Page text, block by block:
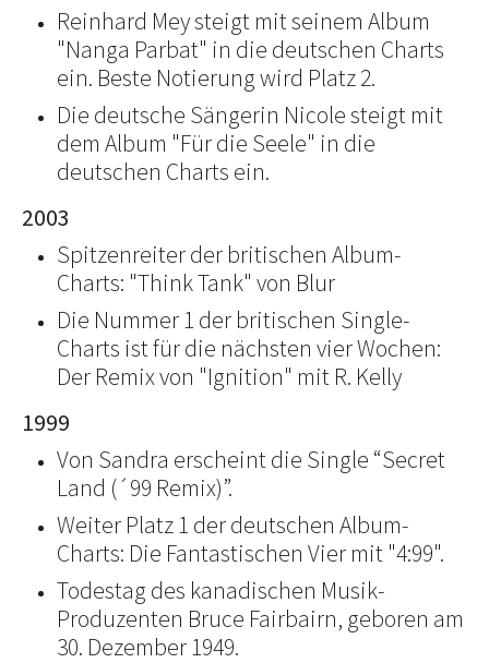
Reinhard Mey steigt mit seinem Album
"Nanga Parbat" in die deutschen Charts
ein. Beste Notierung wird Platz 2.
Die deutsche Sängerin Nicole steigt mit
dem Album "Für die Seele" in die
deutschen Charts ein.
2003
Spitzenreiter der britischen Album-
Charts: "Think Tank" von Blur
Die Nummer 1 der britischen Single-
Charts ist für die nächsten vier Wochen:
Der Remix von "Ignition" mit R. Kelly
1999
Von Sandra erscheint die Single “Secret
Land (´99 Remix)”.
Weiter Platz 1 der deutschen Album-
Charts: Die Fantastischen Vier mit "4:99".
Todestag des kanadischen Musik-
Produzenten Bruce Fairbairn, geboren am
30. Dezember 1949.